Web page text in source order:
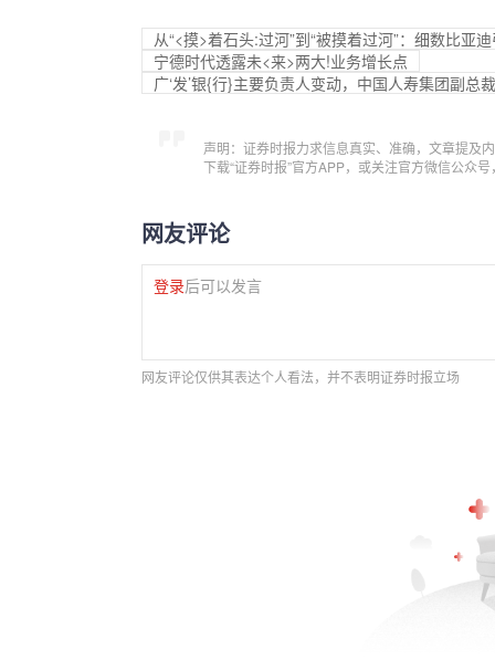
从“<摸>着石头:过河”到“被摸着过河”：细数比亚
宁德时代透露未<来>两大!业务增长点
广‘发’银{行}主要负责人变动，中国人寿集团副
声明：证券时报力求信息真实、准确，文章提及
下载“证券时报”官方APP，或关注官方微信公众
网友评论
登录后可以发言
网友评论仅供其表达个人看法，并不表明证券时报立场